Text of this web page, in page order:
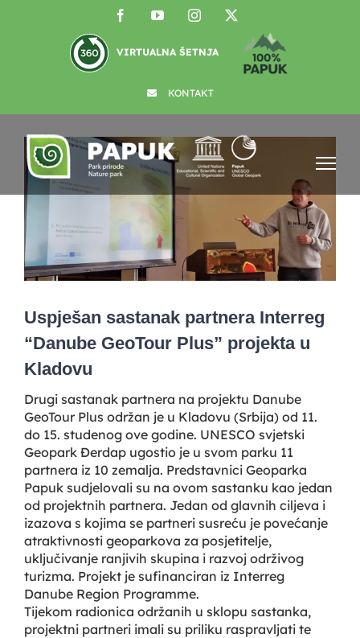
FacebookYouTubeInstagram
VIRTUALNA ŠETNJA
KONTAKT
View
Larger
Image
Uspješan sastanak partnera Interreg
“Danube GeoTour Plus” projekta u
Kladovu
Drugi sastanak partnera na projektu Danube
GeoTour Plus održan je u Kladovu (Srbija) od 11.
do 15. studenog ove godine. UNESCO svjetski
Geopark Đerdap ugostio je u svom parku 11
partnera iz 10 zemalja. Predstavnici Geoparka
Papuk sudjelovali su na ovom sastanku kao jedan
od projektnih partnera. Jedan od glavnih ciljeva i
izazova s kojima se partneri susreću je povećanje
atraktivnosti geoparkova za posjetitelje,
uključivanje ranjivih skupina i razvoj održivog
turizma. Projekt je sufinanciran iz Interreg
Danube Region Programme.
Tijekom radionica održanih u sklopu sastanka,
projektni partneri imali su priliku raspravljati te